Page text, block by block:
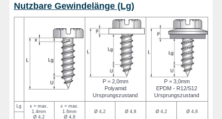
Nutzbare Gewindelänge (Lg)
P = 2,0mm
Polyamid
Ursprungszustand
P = 3,0mm
EPDM - R12/S12
Ursprungszustand
Lg
x = max.
1.4mm
Ø 4,2
x = max.
1.6mm
Ø 4,8
Ø 4,2 Ø 4,8 Ø 4,2 Ø 4,8